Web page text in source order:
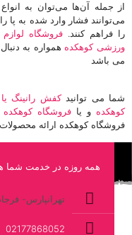
از جمله آن‌ها می‌توان به
می‌توانند فشار وارد شده به پا
را فراهم کنند. فروشگاه
ورزشی کوهکده همواره به
می باشد
شما می توانیدکفش رانینگ
کوهکده و یا فروشگاه کوهکده
فروشگاه کوهکده ارائه
همه روزه در خدمت شما
تهرانپارس- فرجام
02177868052